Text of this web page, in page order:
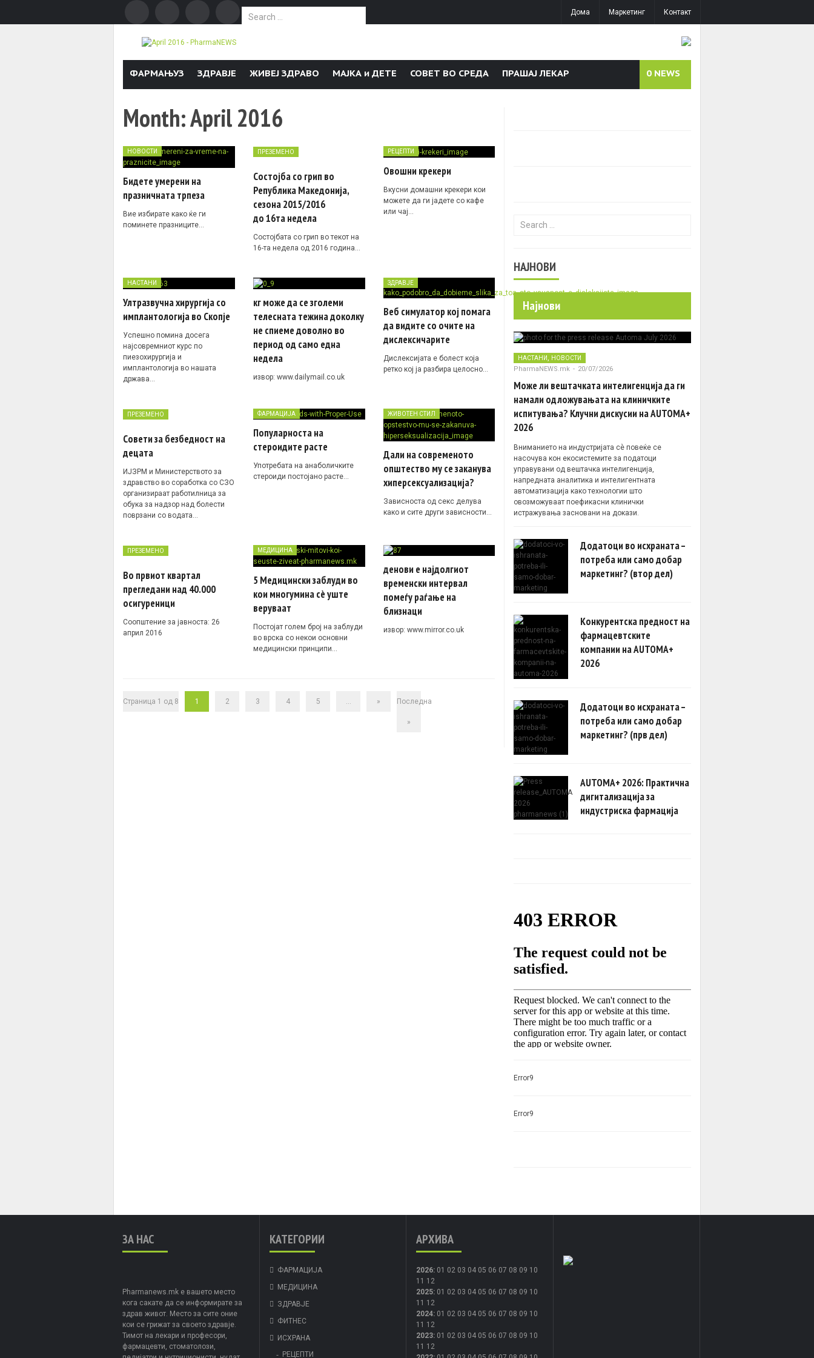
Search for:
Дома Маркетинг Контакт
ФАРМАЊУЗ ЗДРАВЈЕ ЖИВЕЈ ЗДРАВО МАЈКА и ДЕТЕ СОВЕТ ВО СРЕДА ПРАШАЈ ЛЕКАР 0 NEWS
Month:April 2016
НОВОСТИ
Бидете умерени на
празничната трпеза
Вие избирате како ќе ги
поминете празниците…
ПРЕЗЕМЕНО
Состојба со грип во
Република Македонија,
сезона 2015/2016
до 16та недела
Состојбата со грип во текот на
16-та недела од 2016 година…
РЕЦЕПТИ
Овошни крекери
Вкусни домашни крекери кои
можете да ги јадете со кафе
или чај…
НАСТАНИ
Ултразвучна хирургија со
имплантологија во Скопје
Успешно помина досега
најсовремниот курс по
пиезохирургија и
имплантологија во нашата
држава…
кг може да се зголеми
телесната тежина доколку
не спиеме доволно во
период од само една
недела
извор: www.dailymail.co.uk
ЗДРАВЈЕ
Веб симулатор кој помага
да видите со очите на
дислексичарите
Дислексијата е болест која
ретко кој ја разбира целосно…
ПРЕЗЕМЕНО
Совети за безбедност на
децата
ИЈЗРМ и Министерството за
здравство во соработка со СЗО
организираат работилница за
обука за надзор над болести
поврзани со водата…
ФАРМАЦИЈА
Популарноста на
стероидите расте
Употребата на анаболичките
стероиди постојано расте…
ЖИВОТЕН СТИЛ
Дали на современото
општество му се заканува
хиперсексуализација?
Зависноста од секс делува
како и сите други зависности…
ПРЕЗЕМЕНО
Во првиот квартал
прегледани над 40.000
осигуреници
Соопштение за јавноста: 26
април 2016
МЕДИЦИНА
5 Медицински заблуди во
кои многумина сè уште
веруваат
Постојат голем број на заблуди
во врска со некои основни
медицински принципи…
денови е најдолгиот
временски интервал
помеѓу раѓање на
близнаци
извор: www.mirror.co.uk
Страница 1 од 8 1 2 3 4 5 » Последна
»
Search for:
НАЈНОВИ
Најнови
НАСТАНИ НОВОСТИ
PharmaNEWS.mk - 20/07/2026
Може ли вештачката интелигенција да ги
намали одложувањата на клиничките
испитувања? Клучни дискусии на AUTOMA+
2026
Вниманието на индустријата сè повеќе се
насочува кон екосистемите за податоци
управувани од вештачка интелигенција,
напредната аналитика и интелигентната
автоматизација како технологии што
овозможуваат поефикасни клинички
истражувања засновани на докази.
Додатоци во исхраната –
потреба или само добар
маркетинг? (втор дел)
Конкурентска предност на
фармацевтските
компании на AUTOMA+
2026
Додатоци во исхраната –
потреба или само добар
маркетинг? (прв дел)
AUTOMA+ 2026: Практична
дигитализација за
индустриска фармација
Error9
Error9
ЗА НАС
Pharmanews.mk е вашето место
кога сакате да се информирате за
здрав живот. Место за сите оние
кои се грижат за своето здравје.
Тимот на лекари и професори,
фармацевти, стоматолози,
КАТЕГОРИИ
ФАРМАЦИЈА
МЕДИЦИНА
ЗДРАВЈЕ
ФИТНЕС
ИСХРАНА
РЕЦЕПТИ
АРХИВА
2026: 01 02 03 04 05 06 07 08 09 10
11 12
2025: 01 02 03 04 05 06 07 08 09 10
11 12
2024: 01 02 03 04 05 06 07 08 09 10
11 12
2023: 01 02 03 04 05 06 07 08 09 10
11 12